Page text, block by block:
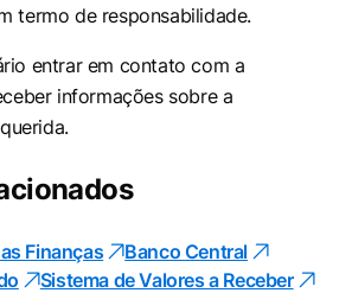
termo de responsabilidade.
entrar em contato com a
informações sobre a
Finanças
Banco Central
Sistema de Valores a Receber